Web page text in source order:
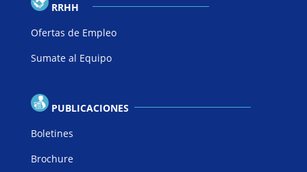
RRHH
Ofertas de Empleo
Sumate al Equipo
PUBLICACIONES
Boletines
Brochure